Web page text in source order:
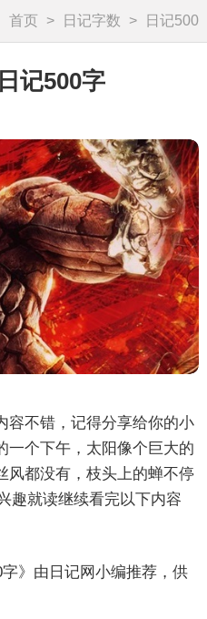
首页 > 日记字数 >
日记500
记500字
容不错，记得分享给你的小
一个下午，太阳像个巨大的
风都没有，枝头上的蝉不停
趣就读继续看完以下内容
》由日记网小编推荐，供